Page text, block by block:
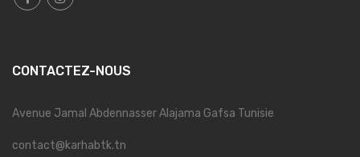
CONTACTEZ-NOUS
Avenue Jamal Abdennasser Alajama Gafsa Tunisie
contact@karhabtk.tn